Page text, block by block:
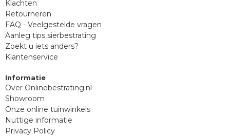
Klachten
Retourneren
FAQ - Veelgestelde vragen
Aanleg tips sierbestrating
Zoekt u iets anders?
Klantenservice
Informatie
Over Onlinebestrating.nl
Showroom
Onze online tuinwinkels
Nuttige informatie
Privacy Policy